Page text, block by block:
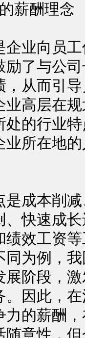
薪酬理念
业向员工
励了与公
，从而引
业高层在
处的行业
业所在地
成本削减
、快速成
绩效工资
同为例，
展阶段，
。因此，
力的薪酬
随意性，